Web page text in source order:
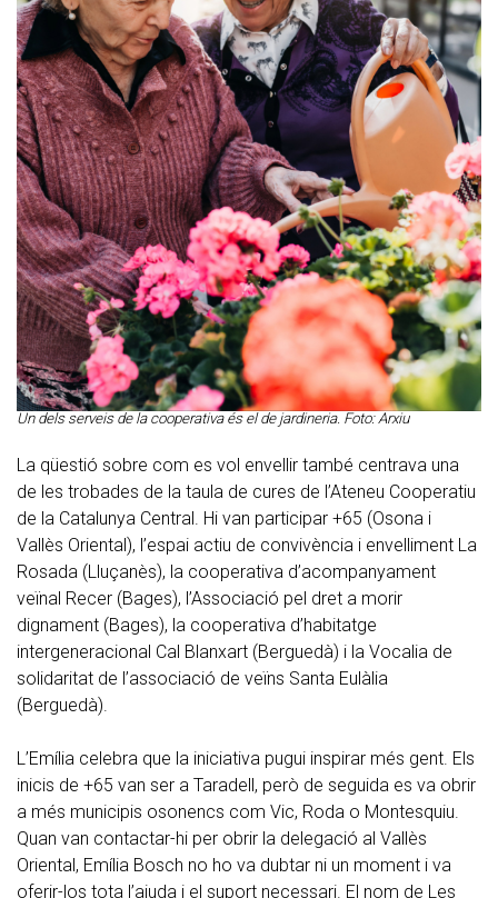
Un dels serveis de la cooperativa és el de jardineria. Foto: Arxiu
La qüestió sobre com es vol envellir també centrava una
de les trobades de la taula de cures de l’Ateneu Cooperatiu
de la Catalunya Central. Hi van participar +65 (Osona i
Vallès Oriental), l’espai actiu de convivència i envelliment La
Rosada (Lluçanès), la cooperativa d’acompanyament
veïnal Recer (Bages), l’Associació pel dret a morir
dignament (Bages), la cooperativa d’habitatge
intergeneracional Cal Blanxart (Berguedà) i la Vocalia de
solidaritat de l’associació de veïns Santa Eulàlia
(Berguedà).
L’Emília celebra que la iniciativa pugui inspirar més gent. Els
inicis de +65 van ser a Taradell, però de seguida es va obrir
a més municipis osonencs com Vic, Roda o Montesquiu.
Quan van contactar-hi per obrir la delegació al Vallès
Oriental, Emília Bosch no ho va dubtar ni un moment i va
oferir-los tota l’ajuda i el suport necessari. El nom de Les